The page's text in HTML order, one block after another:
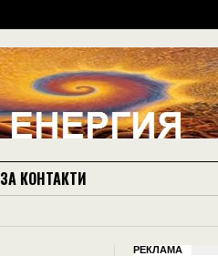
ЗА КОНТАКТИ
РЕКЛАМА